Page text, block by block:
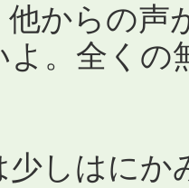
他からの
よ。全くの
しはにか